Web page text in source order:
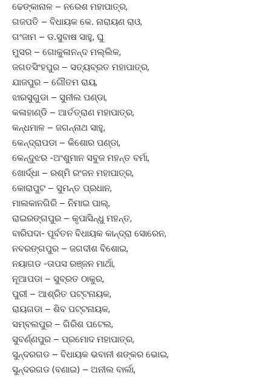
ଢେଙ୍କାନାଳ – ନରେଶ ମହାପାତ୍ର,
ଗଜପତି – ବିଧାୟକ କେ. ନାରାୟଣ ରାଓ,
ଗଂଜାମ – ଡ.ସୁବାଷ ସାହୁ, ଘୁ
ମୁସର – ଗୋକୁଳାନନ୍ଦ ମଲ୍ଲିକ,
ଜଗତସିଂହପୁର – ସତ୍ୟବ୍ରତ ମହାପାତ୍ର,
ଯାଜପୁର – ଗୌତମ ରାୟ,
ଝାରସୁଗୁଡା – ସୁନୀଲ ପଣ୍ଡା,
କଳାହାଣ୍ଡି – ଆର୍ତତ୍ରାଣ ମହାପାତ୍ର,
କନ୍ଧମାଳ – ଜଗନ୍ନାଥ ସାହୁ,
କେନ୍ଦ୍ରାପଡା – କିଶୋର ପଣ୍ଡା,
କେନ୍ଦୁଝର -ଅଂଶୁମାନ ସବୁଜ ମହନ୍ତ ବର୍ମା,
ଖୋର୍ଦ୍ଧା – ରଶ୍ମି ରଂଜନ ମହାପାତ୍ର,
କୋରାପୁଟ – ସୁମନ୍ତ ପ୍ରଧାନ,
ମାଲକାନଗିରି – ନିମାଇ ପାଲ୍‌,
ରାଇରଙ୍ଗପୁର – କୃପାସିନ୍ଧୁ ମହନ୍ତ,
ବାରିପଦା- ପୂର୍ବତନ ବିଧାୟକ କାନ୍ଦ୍ରା ସୋରେନ,
ନବରଙ୍ଗପୁର – ଜଗଦୀଶ ବିଶୋଇ,
ନୟାଗଡ -ତାପସ ରଞ୍ଜନ ମାର୍ଥା,
ନୂଆପଡା – ସୁବ୍ରତ ଠାକୁର,
ପୁରୀ – ଆଶ୍ରିତ ପଟ୍ଟନାୟକ,
ରାୟଗଡା – ଶିବ ପଟ୍ଟନାୟକ,
ସମ୍ବଲପୁର – ଗିରିଶ ପଟେଲ,
ସୁବର୍ଣ୍ଣପୁର – ପ୍ରମୋଦ ମହାପାତ୍ର,
ସୁନ୍ଦରଗଡ – ବିଧାୟକ ଭବାନୀ ଶଙ୍କର ଭୋଇ,
ସୁନ୍ଦରଗଡ (ବଣାଇ) – ଅନୀଲ ବାର୍ଲା,